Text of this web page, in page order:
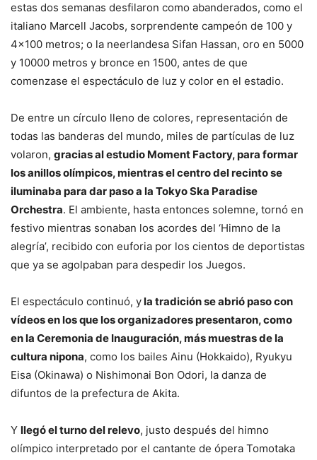
estas dos semanas desfilaron como abanderados, como el
italiano Marcell Jacobs, sorprendente campeón de 100 y
4×100 metros; o la neerlandesa Sifan Hassan, oro en 5000
y 10000 metros y bronce en 1500, antes de que
comenzase el espectáculo de luz y color en el estadio.
De entre un círculo lleno de colores, representación de
todas las banderas del mundo, miles de partículas de luz
volaron, gracias al estudio Moment Factory, para formar
los anillos olímpicos, mientras el centro del recinto se
iluminaba para dar paso a la Tokyo Ska Paradise
Orchestra. El ambiente, hasta entonces solemne, tornó en
festivo mientras sonaban los acordes del ‘Himno de la
alegría’, recibido con euforia por los cientos de deportistas
que ya se agolpaban para despedir los Juegos.
El espectáculo continuó, yla tradición se abrió paso con
vídeos en los que los organizadores presentaron, como
en la Ceremonia de Inauguración, más muestras de la
cultura nipona, como los bailes Ainu (Hokkaido), Ryukyu
Eisa (Okinawa) o Nishimonai Bon Odori, la danza de
difuntos de la prefectura de Akita.
Y llegó el turno del relevo, justo después del himno
olímpico interpretado por el cantante de ópera Tomotaka